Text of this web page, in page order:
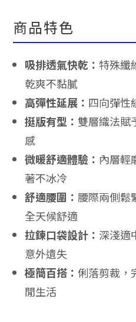
商品特色
吸排透氣快乾： 特殊纖
乾爽不黏膩
高彈性延展： 四向彈性
挺版有型： 雙層織法賦
感
微暖舒適體驗： 內層輕
著不冰冷
舒適腰圍： 腰際兩側鬆
全天候舒適
拉鍊口袋設計： 深淺適
意外遺失
極簡百搭： 俐落剪裁，
閒生活